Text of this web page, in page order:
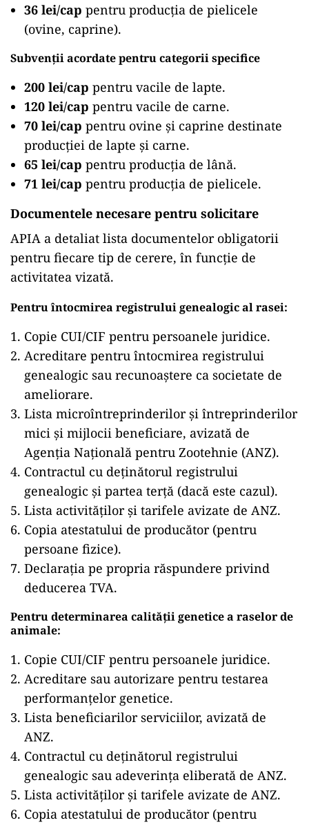
36 lei/cap pentru producția de pielicele
(ovine, caprine).
Subvenții acordate pentru categorii specifice
200 lei/cap pentru vacile de lapte.
120 lei/cap pentru vacile de carne.
70 lei/cap pentru ovine și caprine destinate
producției de lapte și carne.
65 lei/cap pentru producția de lână.
71 lei/cap pentru producția de pielicele.
Documentele necesare pentru solicitare
APIA a detaliat lista documentelor obligatorii
pentru fiecare tip de cerere, în funcție de
activitatea vizată.
Pentru întocmirea registrului genealogic al rasei:
Copie CUI/CIF pentru persoanele juridice.
Acreditare pentru întocmirea registrului
genealogic sau recunoaștere ca societate de
ameliorare.
Lista microîntreprinderilor și întreprinderilor
mici și mijlocii beneficiare, avizată de
Agenția Națională pentru Zootehnie (ANZ).
Contractul cu deținătorul registrului
genealogic și partea terță (dacă este cazul).
Lista activităților și tarifele avizate de ANZ.
Copia atestatului de producător (pentru
persoane fizice).
Declarația pe propria răspundere privind
deducerea TVA.
Pentru determinarea calității genetice a raselor de
animale:
Copie CUI/CIF pentru persoanele juridice.
Acreditare sau autorizare pentru testarea
performanțelor genetice.
Lista beneficiarilor serviciilor, avizată de
ANZ.
Contractul cu deținătorul registrului
genealogic sau adeverința eliberată de ANZ.
Lista activităților și tarifele avizate de ANZ.
Copia atestatului de producător (pentru